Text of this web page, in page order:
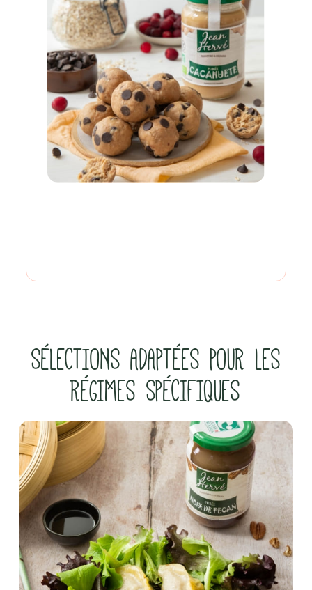
SÉLECTIONS ADAPTÉES POUR LES
RÉGIMES SPÉCIFIQUES